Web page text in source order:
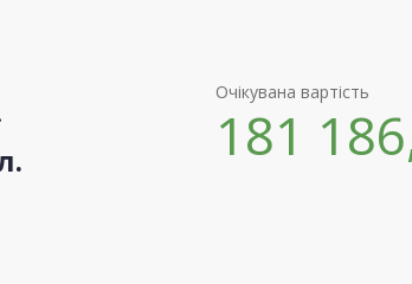
Очікувана вартість
181